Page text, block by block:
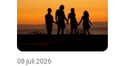
08 juli 2026